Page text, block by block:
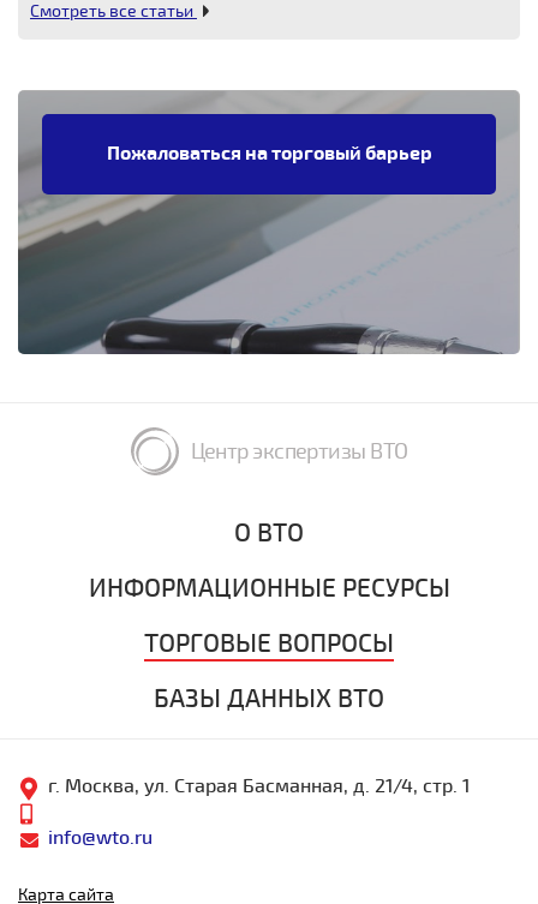
Смотреть все статьи
Пожаловаться на торговый барьер
Центр экспертизы ВТО
О ВТО
ИНФОРМАЦИОННЫЕ РЕСУРСЫ
ТОРГОВЫЕ ВОПРОСЫ
БАЗЫ ДАННЫХ ВТО
г. Москва, ул. Старая Басманная, д. 21/4, стр. 1
info@wto.ru
Карта сайта